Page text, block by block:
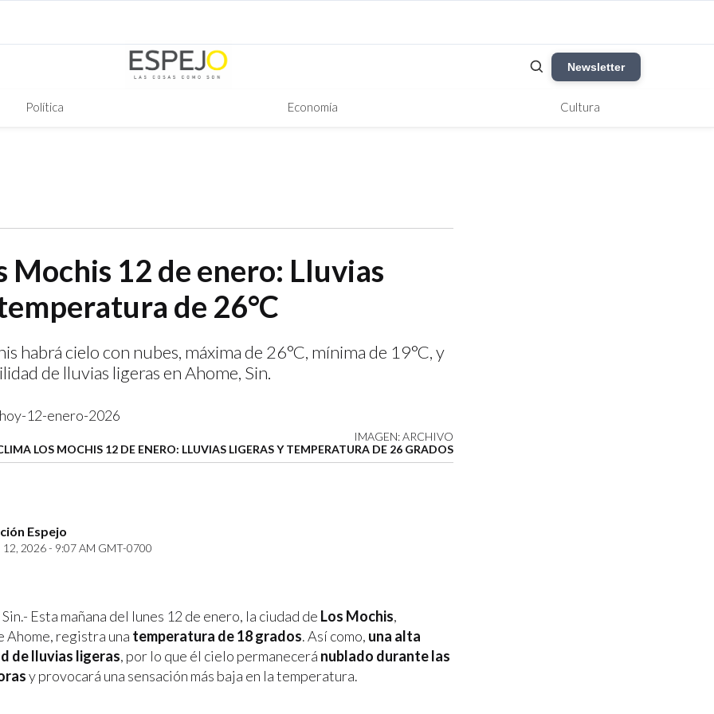
Newsletter
Política Economía Cultura
Mochis 12 de enero: Lluvias
de 26°C
habrá cielo con nubes, máxima de 26°C, mínima de 19°C, y
de lluvias ligeras en Ahome, Sin.
IMAGEN: ARCHIVO
LOS MOCHIS 12 DE ENERO: LLUVIAS LIGERAS Y TEMPERATURA DE 26 GRADOS
Espejo
12, 2026 - 9:07 AM GMT-0700
Esta mañana del lunes 12 de enero, la ciudad de Los Mochis,
Ahome, registra una temperatura de 18 grados. Así como, una alta
de lluvias ligeras, por lo que él cielo permanecerá nublado durante las
y provocará una sensación más baja en la temperatura.